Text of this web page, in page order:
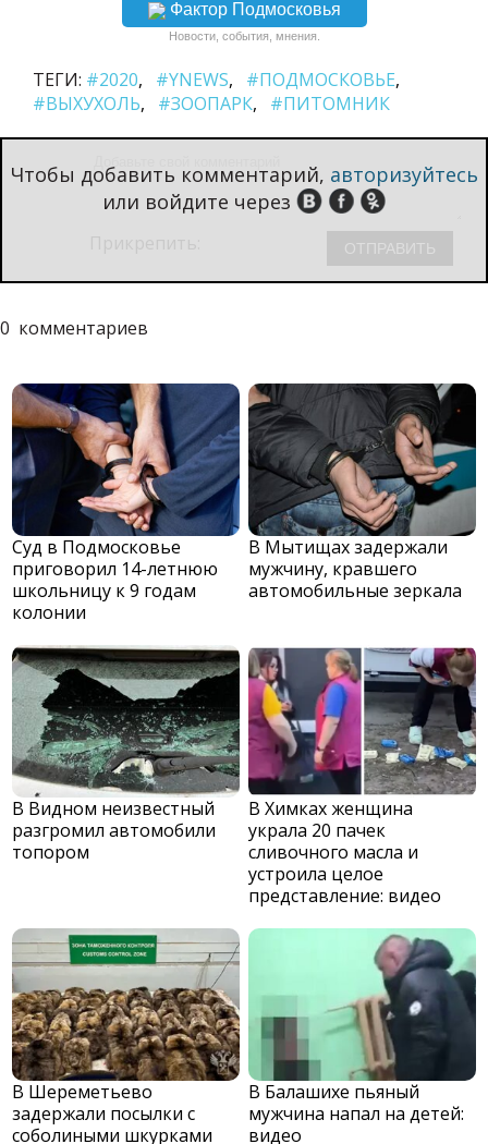
Фактор Подмосковья
Новости, события, мнения.
ТЕГИ: #2020 #YNEWS
#ПОДМОСКОВЬЕ
#ВЫХУХОЛЬ
#ЗООПАРК #ПИТОМНИК
Чтобы добавить комментарий, авторизуйтесь
или войдите через
0 комментариев
Суд в Подмосковье
приговорил 14-летнюю
школьницу к 9 годам
колонии
В Мытищах задержали
мужчину, кравшего
автомобильные зеркала
В Видном неизвестный
разгромил автомобили
топором
В Химках женщина
украла 20 пачек
сливочного масла и
устроила целое
представление: видео
В Шереметьево
задержали посылки с
соболиными шкурками
В Балашихе пьяный
мужчина напал на детей:
видео